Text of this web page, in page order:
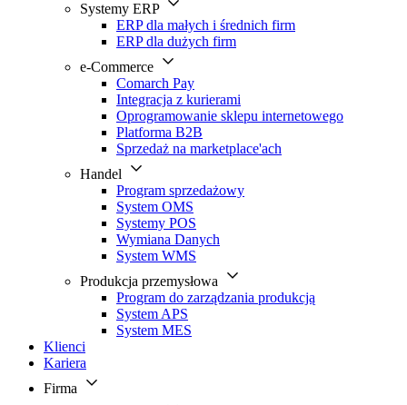
Systemy ERP
ERP dla małych i średnich firm
ERP dla dużych firm
e-Commerce
Comarch Pay
Integracja z kurierami
Oprogramowanie sklepu internetowego
Platforma B2B
Sprzedaż na marketplace'ach
Handel
Program sprzedażowy
System OMS
Systemy POS
Wymiana Danych
System WMS
Produkcja przemysłowa
Program do zarządzania produkcją
System APS
System MES
Klienci
Kariera
Firma